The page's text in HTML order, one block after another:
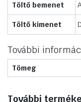
Töltő bemenet
Töltő kimenet
További
Tömeg
További